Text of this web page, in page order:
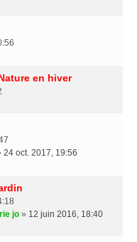
en hiver
24 oct. 2017, 19:56
jo » 12 juin 2016, 18:40